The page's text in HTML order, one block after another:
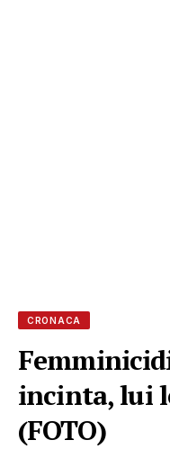
CRONACA
incinta, lui
(FOTO)